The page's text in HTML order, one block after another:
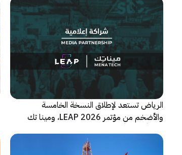
الرياض تستعد لإطلاق النسخة الخامسة
والأضخم من مؤتمر LEAP 2026، ومينا تك